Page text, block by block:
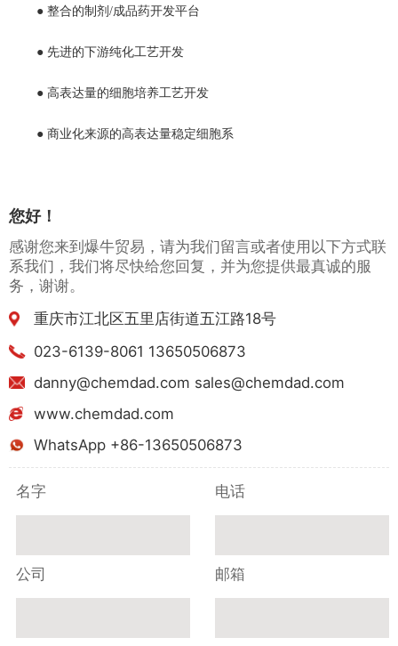
● 整合的制剂/成品药开发平台
● 先进的下游纯化工艺开发
● 高表达量的细胞培养工艺开发
● 商业化来源的高表达量稳定细胞系
您好！
感谢您来到爆牛贸易，请为我们留言或者使用以下方式联
系我们，我们将尽快给您回复，并为您提供最真诚的服
务，谢谢。
重庆市江北区五里店街道五江路18号
023-6139-8061 13650506873
danny@chemdad.com sales@chemdad.com
www.chemdad.com
WhatsApp +86-13650506873
名字 电话
公司 邮箱